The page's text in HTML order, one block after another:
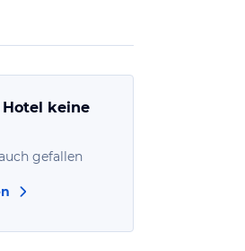
keine
gefallen